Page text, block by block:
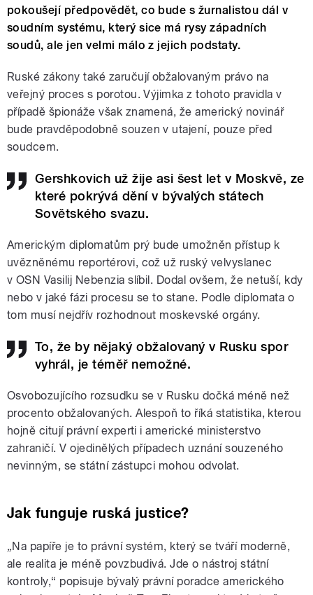
pokoušejí předpovědět, co bude s žurnalistou dál v
soudním systému, který sice má rysy západních
soudů, ale jen velmi málo z jejich podstaty.
Ruské zákony také zaručují obžalovaným právo na
veřejný proces s porotou. Výjimka z tohoto pravidla v
případě špionáže však znamená, že americký novinář
bude pravděpodobně souzen v utajení, pouze před
soudcem.
Gershkovich už žije asi šest let v Moskvě, ze
které pokrývá dění v bývalých státech
Sovětského svazu.
Americkým diplomatům prý bude umožněn přístup k
uvězněnému reportérovi, což už ruský velvyslanec
v OSN Vasilij Nebenzia slíbil. Dodal ovšem, že netuší, kdy
nebo v jaké fázi procesu se to stane. Podle diplomata o
tom musí nejdřív rozhodnout moskevské orgány.
To, že by nějaký obžalovaný v Rusku spor
vyhrál, je téměř nemožné.
Osvobozujícího rozsudku se v Rusku dočká méně než
procento obžalovaných. Alespoň to říká statistika, kterou
hojně citují právní experti i americké ministerstvo
zahraničí. V ojedinělých případech uznání souzeného
nevinným, se státní zástupci mohou odvolat.
Jak funguje ruská justice?
„Na papíře je to právní systém, který se tváří moderně,
ale realita je méně povzbudivá. Jde o nástroj státní
kontroly,“ popisuje bývalý právní poradce amerického